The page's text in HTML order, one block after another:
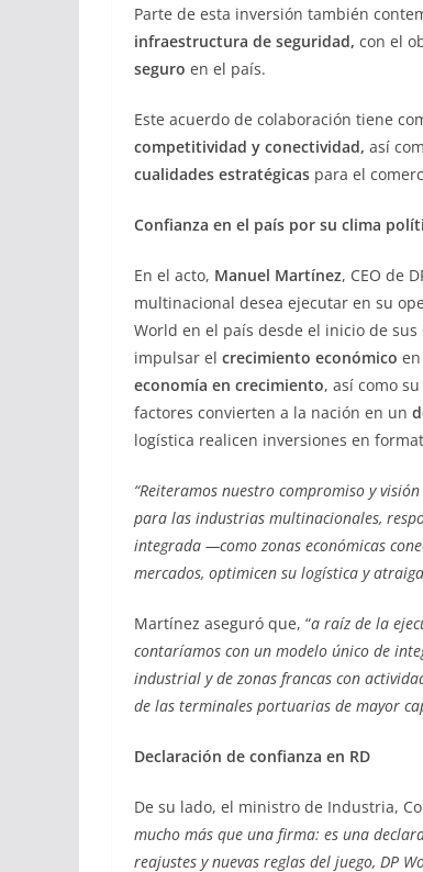
Parte de esta inversión también
infraestructura de seguridad, con el
seguro en el país.
Este acuerdo de colaboración tiene
competitividad y conectividad, así
cualidades estratégicas para el
Confianza en el país por su clima
En el acto, Manuel Martínez, CEO de
multinacional desea ejecutar en su
World en el país desde el inicio de sus
impulsar el crecimiento económico
economía en crecimiento, así como
factores convierten a la nación en un
logística realicen inversiones en
“Reiteramos nuestro compromiso y
para las industrias multinacionales,
integrada —como zonas económicas
mercados, optimicen su logística y
Martínez aseguró que, “a raíz de la
contaríamos con un modelo único de
industrial y de zonas francas con
de las terminales portuarias de mayor
Declaración de confianza en RD
De su lado, el ministro de Industria,
mucho más que una firma: es una
reajustes y nuevas reglas del juego, DP